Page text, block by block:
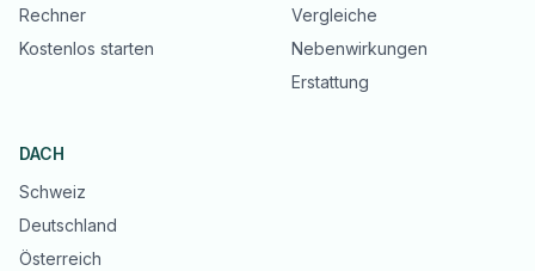
Rechner
Kostenlos starten
Vergleiche
Nebenwirkungen
Erstattung
DACH
Schweiz
Deutschland
Österreich